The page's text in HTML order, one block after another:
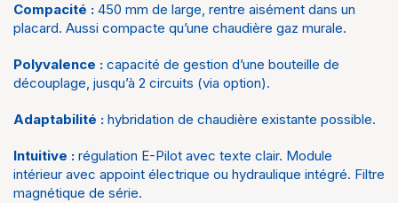
Compacité : 450 mm de large, rentre aisément dans un
placard. Aussi compacte qu’une chaudière gaz murale.
Polyvalence : capacité de gestion d’une bouteille de
découplage, jusqu’à 2 circuits (via option).
Adaptabilité : hybridation de chaudière existante possible.
Intuitive : régulation E-Pilot avec texte clair. Module
intérieur avec appoint électrique ou hydraulique intégré. Filtre
magnétique de série.